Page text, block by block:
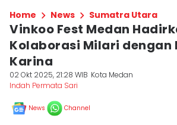
Home News Sumatra Utara
Vinkoo Fest Medan
Kolaborasi Milari dengan
Karina
02 Okt 2025, 21:28 WIB Kota Medan
Indah Permata Sari
News Channel